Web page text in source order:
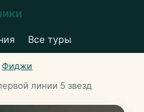
Все туры
Фиджи
линии 5 звезд